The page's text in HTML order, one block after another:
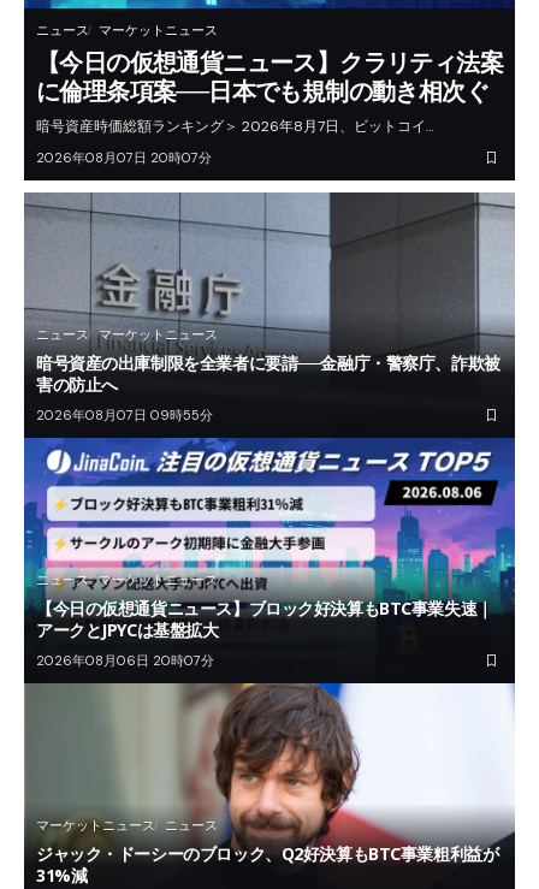
ニュース マーケットニュース
【今日の仮想通貨ニュース】クラリティ法案
に倫理条項案──日本でも規制の動き相次ぐ
暗号資産時価総額ランキング＞ 2026年8月7日、ビットコイ…
2026年08月07日 20時07分
ニュース マーケットニュース
暗号資産の出庫制限を全業者に要請──金融庁・警察庁、詐欺被
害の防止へ
2026年08月07日 09時55分
ニュース マーケットニュース
【今日の仮想通貨ニュース】ブロック好決算もBTC事業失速｜
アークとJPYCは基盤拡大
2026年08月06日 20時07分
マーケットニュース ニュース
ジャック・ドーシーのブロック、Q2好決算もBTC事業粗利益が
31%減